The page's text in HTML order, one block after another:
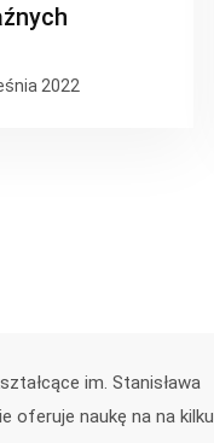
2022
im. Stanisława
oferuje naukę na na kilku